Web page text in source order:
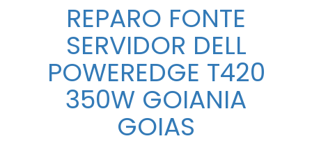
REPARO FONTE
SERVIDOR DELL
POWEREDGE T420
350W GOIANIA
GOIAS